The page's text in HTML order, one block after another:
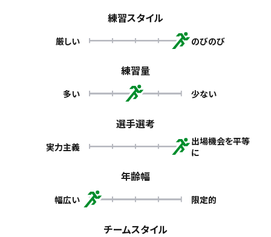
練習スタイル
厳しい のびのび
練習量
多い 少ない
選手選考
実力主義
出場機会を平等
に
年齢幅
幅広い 限定的
チームスタイル